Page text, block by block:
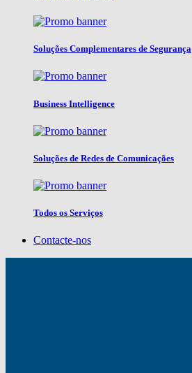
Soluções Complementares de Segurança
Business Intelligence
Soluções de Redes de Comunicações
Todos os Serviços
Contacte-nos